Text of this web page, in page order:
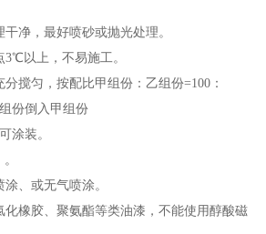
净，最好喷砂或抛光处理。
以上，不易施工。
搅匀，按配比甲组份：乙组份=100：
份倒入甲组份
涂装。
、或无气喷涂。
化橡胶、聚氨酯等类油漆，不能使用醇酸磁